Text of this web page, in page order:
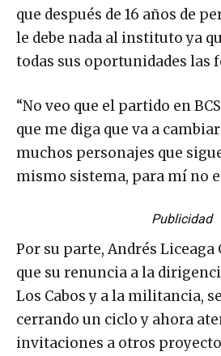
que después de 16 años de
le debe nada al instituto ya
todas sus oportunidades las
“No veo que el partido en
que me diga que va a
muchos personajes que
mismo sistema, para mí no
Publicidad
Por su parte, Andrés Liceaga
que su renuncia a la
Los Cabos y a la militancia,
cerrando un ciclo y ahora
invitaciones a otros